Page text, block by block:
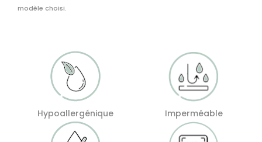
modèle choisi.
Hypoallergénique Imperméable